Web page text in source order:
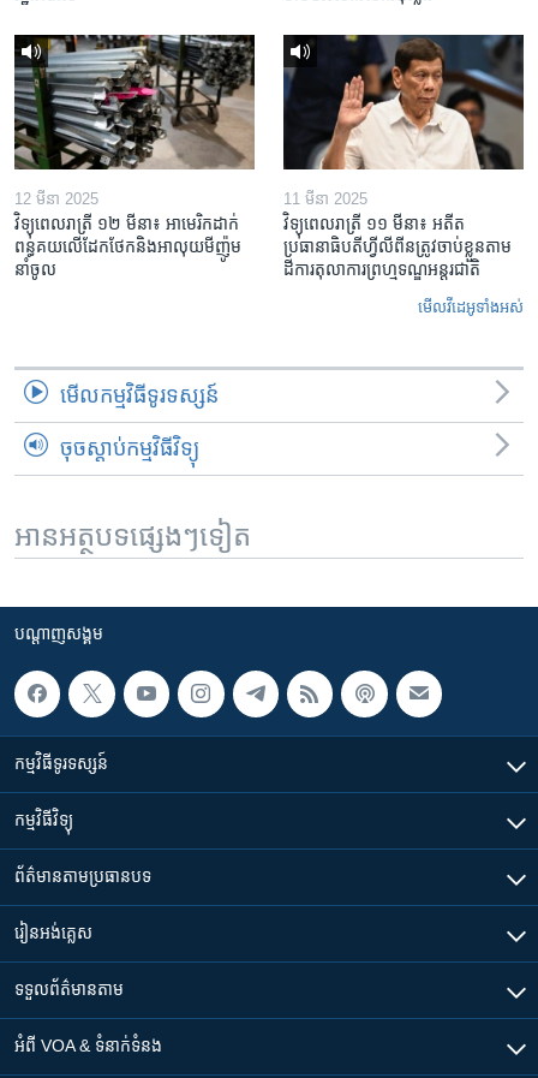
12 មីនា 2025
វិទ្យុពេលរាត្រី ១២ មីនា៖ អាមេរិក​ដាក់​
ពន្ធគយ​លើ​ដែកថែក​និង​អាលុយ​មីញ៉ូម​
នាំចូល
11 មីនា 2025
វិទ្យុពេលរាត្រី ១១ មីនា៖ អតីត​
ប្រធានាធិបតីហ្វីលីពីន​ត្រូវ​ចាប់ខ្លួនតាម
ដីការ​តុលាការ​ព្រហ្មទណ្ឌ​អន្តរជាតិ
មើល​វីដេអូ​ទាំង​អស់
មើល​កម្មវិធី​ទូរទស្សន៍
ចុចស្តាប់កម្មវិធីវិទ្យុ
អានអត្ថបទផ្សេងៗទៀត
បណ្តាញ​សង្គម
កម្មវិធី​ទូរទស្សន៍
កម្មវិធី​វិទ្យុ
ព័ត៌មាន​តាមប្រធានបទ​
រៀន​​អង់គ្លេស
ទទួល​ព័ត៌មាន​តាម
អំពី​ VOA & ទំនាក់ទំនង